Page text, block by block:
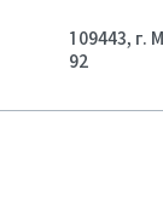
109443, г.
92